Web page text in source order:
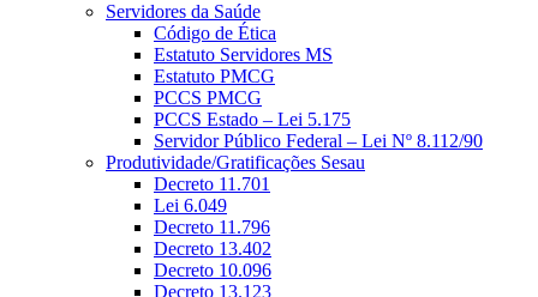
Servidores da Saúde
Código de Ética
Estatuto Servidores MS
Estatuto PMCG
PCCS PMCG
PCCS Estado – Lei 5.175
Servidor Público Federal – Lei Nº 8.112/90
Produtividade/Gratificações Sesau
Decreto 11.701
Lei 6.049
Decreto 11.796
Decreto 13.402
Decreto 10.096
Decreto 13.123